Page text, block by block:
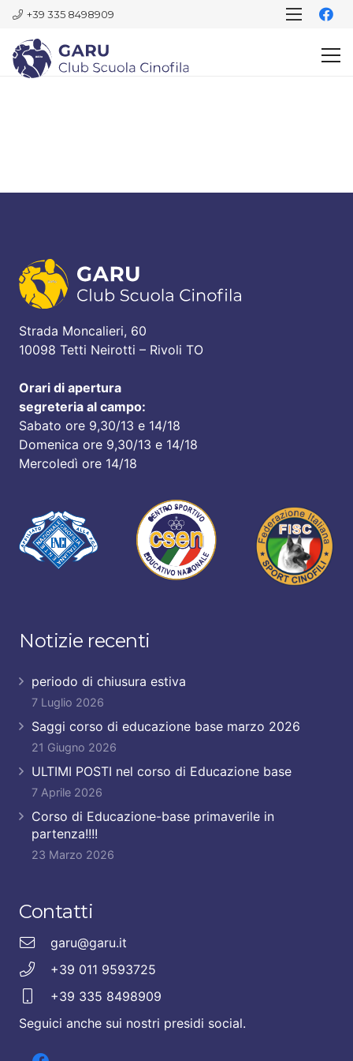
+39 335 8498909
Strada Moncalieri, 60
10098 Tetti Neirotti – Rivoli TO
Orari di apertura
segreteria al campo:
Sabato ore 9,30/13 e 14/18
Domenica ore 9,30/13 e 14/18
Mercoledì ore 14/18
Notizie recenti
periodo di chiusura estiva
7 Luglio 2026
Saggi corso di educazione base marzo 2026
21 Giugno 2026
ULTIMI POSTI nel corso di Educazione base
7 Aprile 2026
Corso di Educazione-base primaverile in
partenza!!!!
23 Marzo 2026
Contatti
garu@garu.it
+39 011 9593725
+39 335 8498909
Seguici anche sui nostri presidi social.